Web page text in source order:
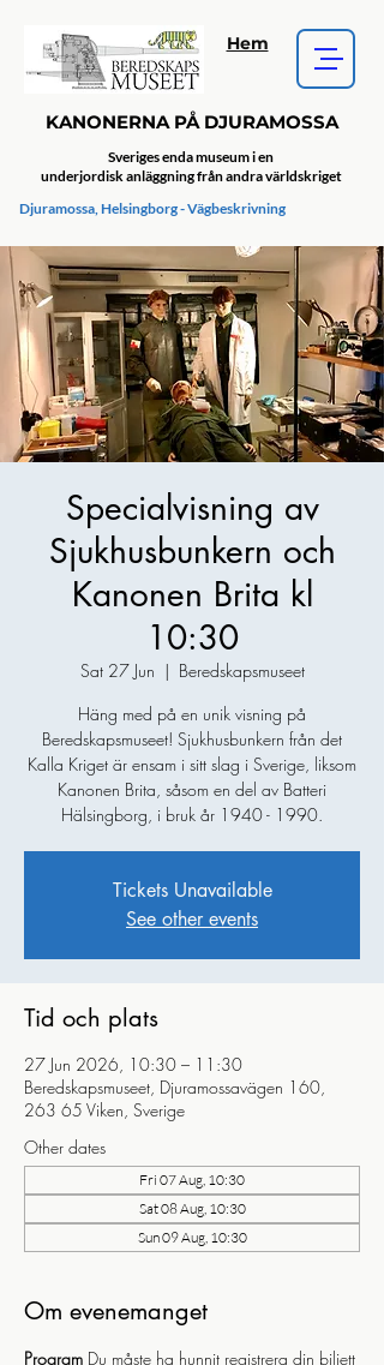
KANONERNA PÅ DJURAMOSSA
Djuramossa, Helsingborg - Vägbeskrivning
Sveriges enda museum i en
underjordisk anläggning från andra världskriget
Hem
Specialvisning av
Sjukhusbunkern och
Kanonen Brita kl
10:30
Sat 27 Jun
  |
Beredskapsmuseet
Häng med på en unik visning på
Beredskapsmuseet! Sjukhusbunkern från det
Kalla Kriget är ensam i sitt slag i Sverige, liksom
Kanonen Brita, såsom en del av Batteri
Hälsingborg, i bruk år 1940 - 1990.
Tickets Unavailable
See other events
Tid och plats
27 Jun 2026, 10:30 – 11:30
Beredskapsmuseet, Djuramossavägen 160,
263 65 Viken, Sverige
Other dates
Fri 07 Aug, 10:30
Sat 08 Aug, 10:30
Sun 09 Aug, 10:30
Om evenemanget
Program Du måste ha hunnit registrera din biljett